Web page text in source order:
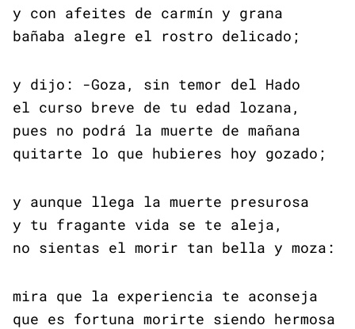
y con afeites de carmín y grana
bañaba alegre el rostro delicado;
y dijo: -Goza, sin temor del Hado
el curso breve de tu edad lozana,
pues no podrá la muerte de mañana
quitarte lo que hubieres hoy gozado;
y aunque llega la muerte presurosa
y tu fragante vida se te aleja,
no sientas el morir tan bella y moza:
mira que la experiencia te aconseja
que es fortuna morirte siendo hermosa